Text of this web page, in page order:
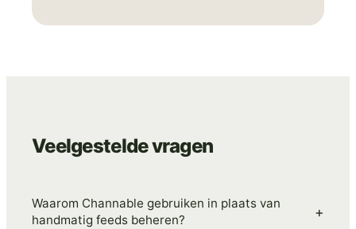
TikTok advertising specialist ziet TNG dat 80%
Veelgestelde vragen
Waarom Channable gebruiken in plaats van
handmatig feeds beheren?
+